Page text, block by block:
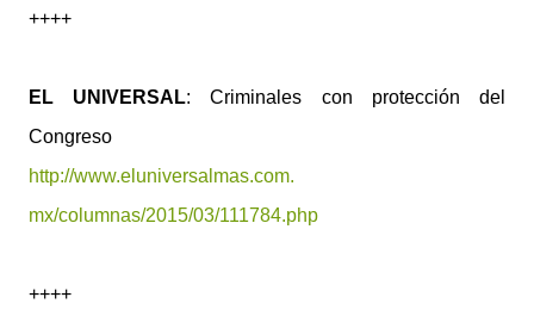
++++
EL UNIVERSAL: Criminales con protección del
Congreso
http://www.eluniversalmas.com.
mx/columnas/2015/03/111784.php
++++